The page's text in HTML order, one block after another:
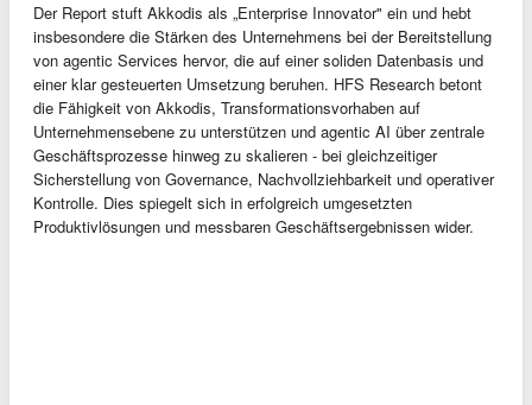
Der Report stuft Akkodis als „Enterprise Innovator" ein und hebt
insbesondere die Stärken des Unternehmens bei der Bereitstellung
von agentic Services hervor, die auf einer soliden Datenbasis und
einer klar gesteuerten Umsetzung beruhen. HFS Research betont
die Fähigkeit von Akkodis, Transformationsvorhaben auf
Unternehmensebene zu unterstützen und agentic AI über zentrale
Geschäftsprozesse hinweg zu skalieren - bei gleichzeitiger
Sicherstellung von Governance, Nachvollziehbarkeit und operativer
Kontrolle. Dies spiegelt sich in erfolgreich umgesetzten
Produktivlösungen und messbaren Geschäftsergebnissen wider.